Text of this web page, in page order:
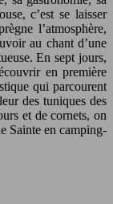
c’est se laisser
l’atmosphère,
au chant d’une
En sept jours,
en première
qui parcourent
des tuniques des
et de cornets, on
Sainte en camping-